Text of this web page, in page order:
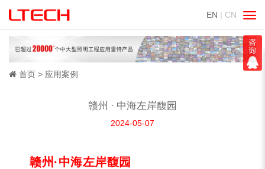
EN | CN
切
换
导
航
首页 应用案例
赣州 · 中海左岸馥园
2024-05-07
赣州·中海左岸馥园